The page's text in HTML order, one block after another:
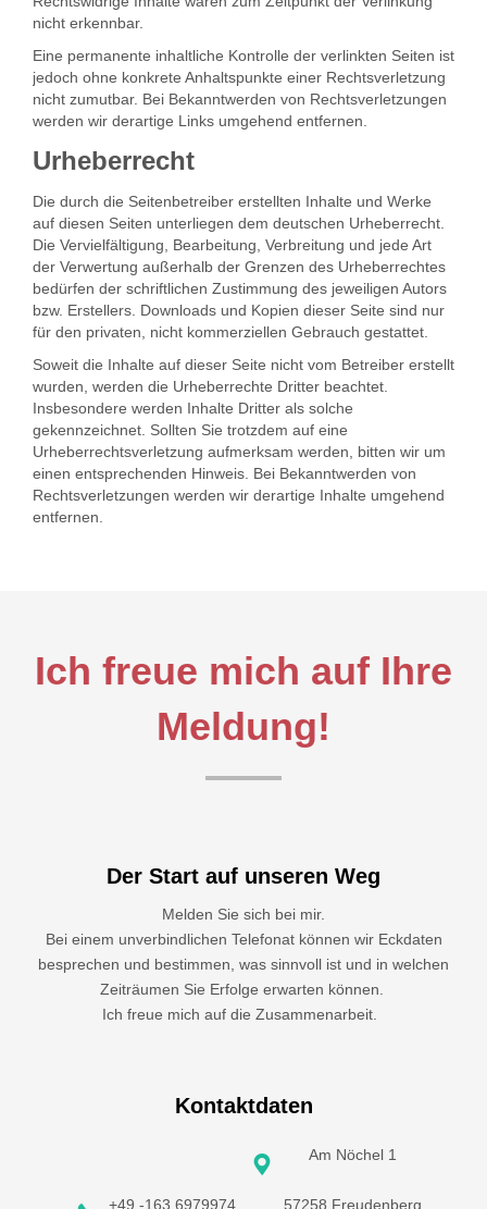
nicht erkennbar.
Eine permanente inhaltliche Kontrolle der verlinkten Seiten ist
jedoch ohne konkrete Anhaltspunkte einer Rechtsverletzung
nicht zumutbar. Bei Bekanntwerden von Rechtsverletzungen
werden wir derartige Links umgehend entfernen.
Urheberrecht
Die durch die Seitenbetreiber erstellten Inhalte und Werke
auf diesen Seiten unterliegen dem deutschen Urheberrecht.
Die Vervielfältigung, Bearbeitung, Verbreitung und jede Art
der Verwertung außerhalb der Grenzen des Urheberrechtes
bedürfen der schriftlichen Zustimmung des jeweiligen Autors
bzw. Erstellers. Downloads und Kopien dieser Seite sind nur
für den privaten, nicht kommerziellen Gebrauch gestattet.
Soweit die Inhalte auf dieser Seite nicht vom Betreiber erstellt
wurden, werden die Urheberrechte Dritter beachtet.
Insbesondere werden Inhalte Dritter als solche
gekennzeichnet. Sollten Sie trotzdem auf eine
Urheberrechtsverletzung aufmerksam werden, bitten wir um
einen entsprechenden Hinweis. Bei Bekanntwerden von
Rechtsverletzungen werden wir derartige Inhalte umgehend
entfernen.
Ich freue mich auf Ihre
Meldung!
Der Start auf unseren Weg
Melden Sie sich bei mir.
Bei einem unverbindlichen Telefonat können wir Eckdaten
besprechen und bestimmen, was sinnvoll ist und in welchen
Zeiträumen Sie Erfolge erwarten können.
Ich freue mich auf die Zusammenarbeit.
Kontaktdaten
+49 -163 6979974
Am Nöchel 1
57258 Freudenberg